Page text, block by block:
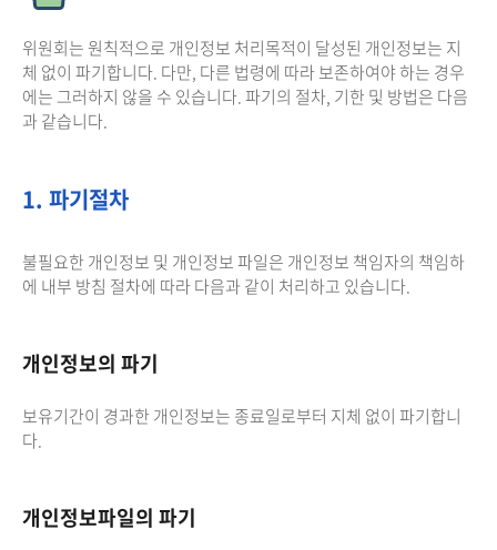
위원회는 원칙적으로 개인정보 처리목적이 달성된 개인정보는 지
체 없이 파기합니다. 다만, 다른 법령에 따라 보존하여야 하는 경우
에는 그러하지 않을 수 있습니다. 파기의 절차, 기한 및 방법은 다음
과 같습니다.
1. 파기절차
불필요한 개인정보 및 개인정보 파일은 개인정보 책임자의 책임하
에 내부 방침 절차에 따라 다음과 같이 처리하고 있습니다.
개인정보의 파기
보유기간이 경과한 개인정보는 종료일로부터 지체 없이 파기합니
다.
개인정보파일의 파기